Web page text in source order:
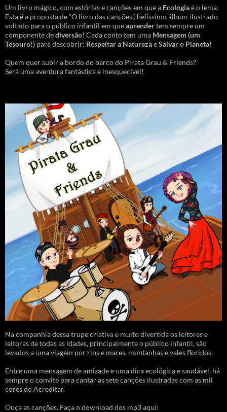
Um livro mágico, com estórias e canções em que a Ecologiaé o lema.
Esta é a proposta de “O livro das canções”, belíssimo álbum ilustrado
voltado para o público infantil em queaprendertem sempre um
componente dediversão! Cada conto tem uma Mensagem (um
Tesouro!) para descobrir: Respeitar a NaturezaeSalvar o Planeta!
Quem quer subir a bordo do barco do Pirata Grau & Friends?
Será uma aventura fantástica e inesquecível!
Na companhia dessa trupe criativa e muito divertida os leitores e
leitoras de todas as idades, principalmente o público infantil, são
levados a uma viagem por rios e mares, montanhas e vales floridos.
Entre uma mensagem de amizade e uma dica ecológica e saudável, há
sempre o convite para cantar as sete canções ilustradas com as mil
cores do Acreditar.
Ouça as canções. Faça o download dos mp3 aqui: